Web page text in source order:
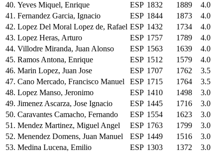
40. Yeves Miquel, Enrique ESP 1832 1889
4.0
41. Fernandez Garcia, Ignacio ESP 1844 1873
4.0
42. Lopez Del Moral Lopez de, Rafael ESP 1432 1734
4.0
43. Lopez Heras, Arturo ESP 1757 1789
4.0
44. Villodre Miranda, Juan Alonso ESP 1563 1639
4.0
45. Ramos Antona, Enrique ESP 1512 1579
4.0
46. Marin Lopez, Juan Jose ESP 1707 1762
3.5
47. Cano Mercado, Francisco Manuel ESP 1715 1764
3.5
48. Lopez Manso, Jeronimo ESP 1410 1498
3.0
49. Jimenez Ascarza, Jose Ignacio ESP 1445 1716
3.0
50. Caravantes Camacho, Fernando ESP 1554 1623
3.0
51. Mendez Martinez, Miguel Angel ESP 1763 1799
3.0
52. Menendez Domens, Juan Manuel ESP 1449 1516
3.0
53. Medina Lucena, Emilio ESP 1303 1372
3.0